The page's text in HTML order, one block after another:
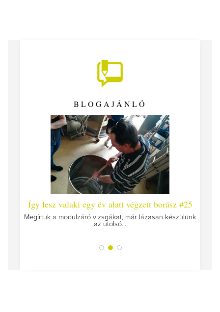
BLOGAJÁNLÓ
Így lesz valaki egy év alatt végzett borász #25
Megírtuk a modulzáró vizsgákat, már lázasan készülünk
az utolsó...